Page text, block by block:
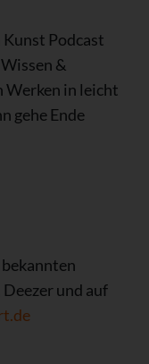
Podcast
&
Werken in leicht
gehe Ende
und auf